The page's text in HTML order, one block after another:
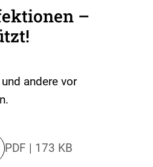
–
andere vor
PDF | 173 KB